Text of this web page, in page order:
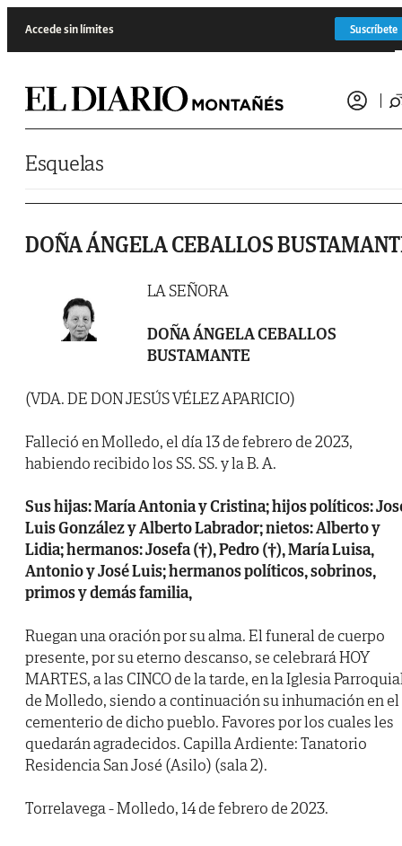
Accede sin límites Suscríbete
Esquelas
DOÑA ÁNGELA CEBALLOS
LA SEÑORA
DOÑA ÁNGELA CEBALLOS
BUSTAMANTE
(VDA. DE DON JESÚS VÉLEZ APARICIO)
Falleció en Molledo, el día 13 de febrero de 2023,
habiendo recibido los SS. SS. y la B. A.
Sus hijas: María Antonia y Cristina; hijos políticos:
Luis González y Alberto Labrador; nietos: Alberto y
Lidia; hermanos: Josefa (†), Pedro (†), María Luisa,
Antonio y José Luis; hermanos políticos, sobrinos,
primos y demás familia,
Ruegan una oración por su alma. El funeral de cuerpo
presente, por su eterno descanso, se celebrará HOY
MARTES, a las CINCO de la tarde, en la Iglesia
de Molledo, siendo a continuación su inhumación en el
cementerio de dicho pueblo. Favores por los cuales les
quedarán agradecidos. Capilla Ardiente: Tanatorio
Residencia San José (Asilo) (sala 2).
Torrelavega - Molledo, 14 de febrero de 2023.